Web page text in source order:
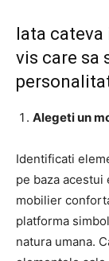
Iata
vis care sa
Alegeti un
Identificati
pe baza acestui
mobilier
platforma
natura umana.